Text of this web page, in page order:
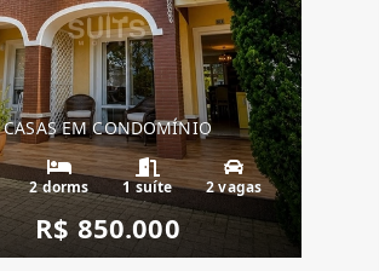
CASAS EM CONDOMÍNIO
2 dorms 1 suíte 2 vagas
R$ 850.000